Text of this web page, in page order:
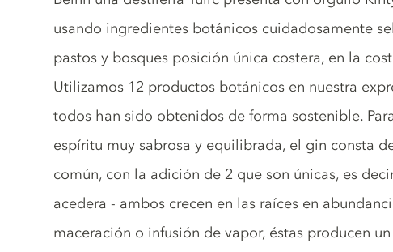
usando ingredientes botánicos cuidadosamente
pastos y bosques posición única costera, en la
Utilizamos 12 productos botánicos en nuestra
todos han sido obtenidos de forma sostenible.
espíritu muy sabrosa y equilibrada, el gin consta
común, con la adición de 2 que son únicas, es
acedera - ambos crecen en las raíces en
maceración o infusión de vapor, éstas producen